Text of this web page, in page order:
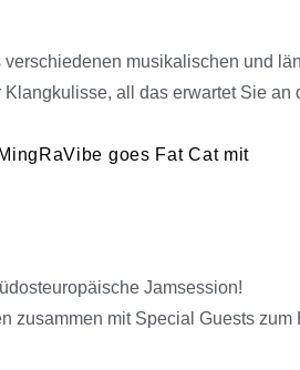
musikalischen und
all das erwartet Sie an
goes Fat Cat mit
Jamsession!
zusammen mit Special Guests zum